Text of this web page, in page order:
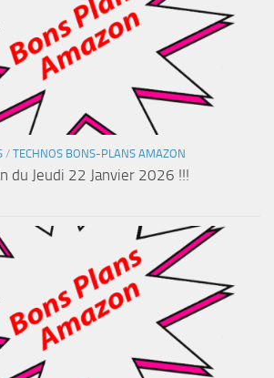
/ TECHNOS BONS-PLANS AMAZON
du Jeudi 22 Janvier 2026 !!!